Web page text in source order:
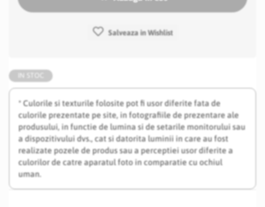
* Culorile si texturile folosite pot fi usor diferite fata de
culorile prezentate pe site, in fotografiile de prezentare ale
produsului, in functie de lumina si de setarile monitorului sau
a dispozitivului dvs., cat si datorita luminii in care au fost
realizate pozele de produs sau a perceptiei usor diferite a
culorilor de catre aparatul foto in comparatie cu ochiul
uman.
Salveaza in Wishlist